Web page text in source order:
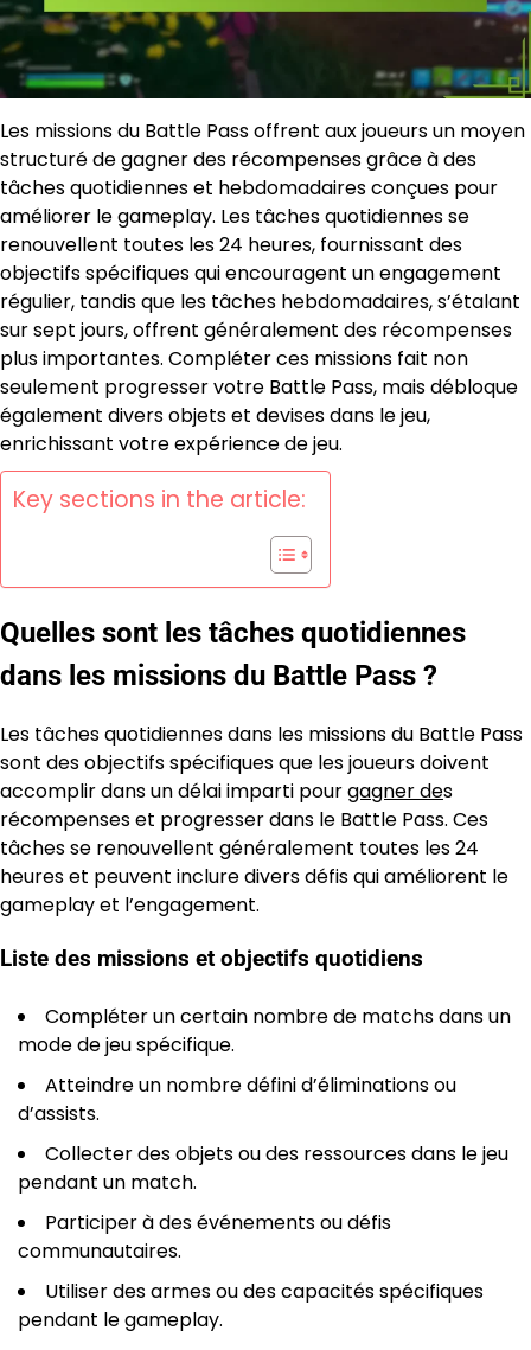
Les missions du Battle Pass offrent aux joueurs un moyen
structuré de gagner des récompenses grâce à des
tâches quotidiennes et hebdomadaires conçues pour
améliorer le gameplay. Les tâches quotidiennes se
renouvellent toutes les 24 heures, fournissant des
objectifs spécifiques qui encouragent un engagement
régulier, tandis que les tâches hebdomadaires, s’étalant
sur sept jours, offrent généralement des récompenses
plus importantes. Compléter ces missions fait non
seulement progresser votre Battle Pass, mais débloque
également divers objets et devises dans le jeu,
enrichissant votre expérience de jeu.
Key sections in the article:
Quelles sont les tâches quotidiennes
dans les missions du Battle Pass ?
Les tâches quotidiennes dans les missions du Battle Pass
sont des objectifs spécifiques que les joueurs doivent
accomplir dans un délai imparti pourgagner des
récompenses et progresser dans le Battle Pass. Ces
tâches se renouvellent généralement toutes les 24
heures et peuvent inclure divers défis qui améliorent le
gameplay et l’engagement.
Liste des missions et objectifs quotidiens
Compléter un certain nombre de matchs dans un
mode de jeu spécifique.
Atteindre un nombre défini d’éliminations ou
d’assists.
Collecter des objets ou des ressources dans le jeu
pendant un match.
Participer à des événements ou défis
communautaires.
Utiliser des armes ou des capacités spécifiques
pendant le gameplay.